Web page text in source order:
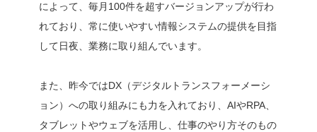
によって、毎月100件を超すバージョンアップが行わ
れており、常に使いやすい情報システムの提供を目指
して日夜、業務に取り組んでいます。
また、昨今ではDX（デジタルトランスフォーメーシ
ョン）への取り組みにも力を入れており、AIやRPA、
タブレットやウェブを活用し、仕事のやり方そのもの